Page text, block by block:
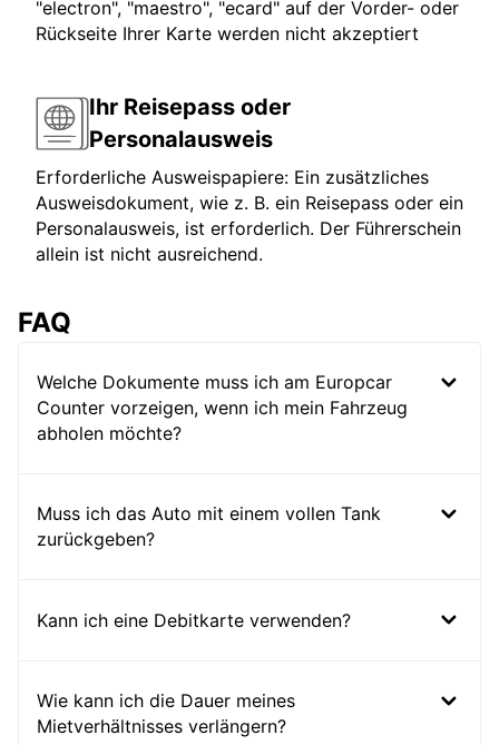
"electron", "maestro", "ecard" auf der Vorder- oder
Rückseite Ihrer Karte werden nicht akzeptiert
Ihr Reisepass oder
Personalausweis
Erforderliche Ausweispapiere: Ein zusätzliches
Ausweisdokument, wie z. B. ein Reisepass oder ein
Personalausweis, ist erforderlich. Der Führerschein
allein ist nicht ausreichend.
FAQ
Welche Dokumente muss ich am Europcar
Counter vorzeigen, wenn ich mein Fahrzeug
abholen möchte?
Muss ich das Auto mit einem vollen Tank
zurückgeben?
Kann ich eine Debitkarte verwenden?
Wie kann ich die Dauer meines
Mietverhältnisses verlängern?